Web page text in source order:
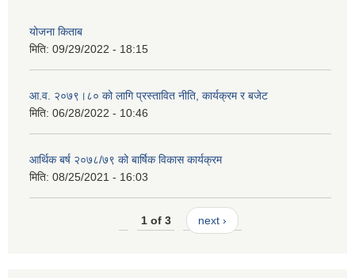
योजना किताब
मिति: 09/29/2022 - 18:15
आ.व. २०७९।८० को लागि प्रस्तावित नीति, कार्यक्रम र बजेट
मिति: 06/28/2022 - 10:46
आर्थिक बर्ष २०७८/७९ को बार्षिक विकास कार्यक्रम
मिति: 08/25/2021 - 16:03
1 of 3 next ›